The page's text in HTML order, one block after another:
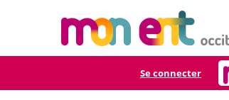
Se connecter